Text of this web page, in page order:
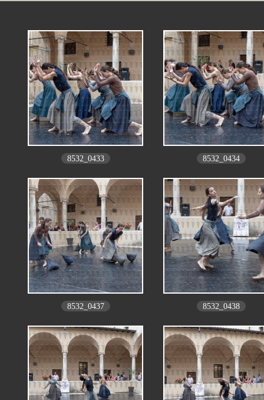
8532_0433 8532_0434
8532_0437 8532_0438